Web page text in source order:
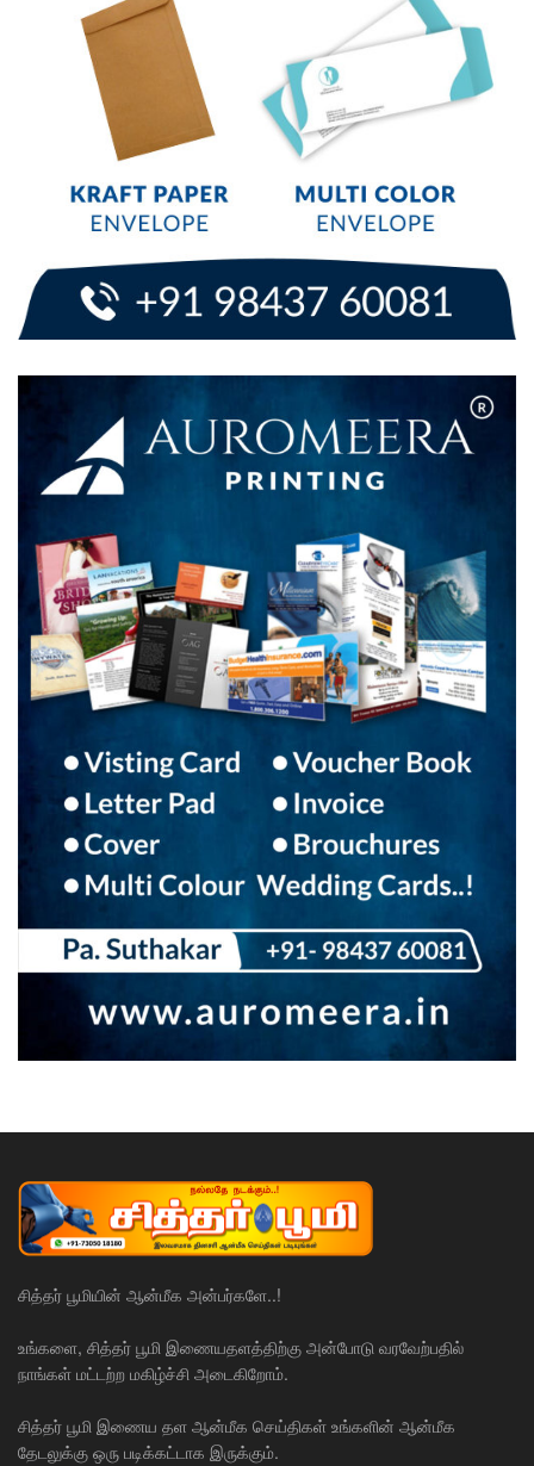
சித்தர் பூமியின் ஆன்மீக அன்பர்களே..!
உங்களை, சித்தர் பூமி இணையதளத்திற்கு அன்போடு வரவேற்பதில்
நாங்கள் மட்டற்ற மகிழ்ச்சி அடைகிறோம்.
சித்தர் பூமி இணைய தள ஆன்மீக செய்திகள் உங்களின் ஆன்மீக
தேடலுக்கு ஒரு படிக்கட்டாக இருக்கும்.